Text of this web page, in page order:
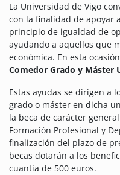
La Universidad de Vigo
con la finalidad de apoyar
principio de igualdad de
ayudando a aquellos que
económica. En esta
Comedor Grado y Máster
Estas ayudas se dirigen a
grado o máster en dicha
la beca de carácter
Formación Profesional y
finalización del plazo de
becas dotarán a los
cuantía de 500 euros.